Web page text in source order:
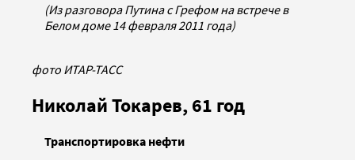
(Из разговора Путина с Грефом на встрече в
Белом доме 14 февраля 2011 года)
фото ИТАР-ТАСС
Николай Токарев, 61 год
Транспортировка нефти